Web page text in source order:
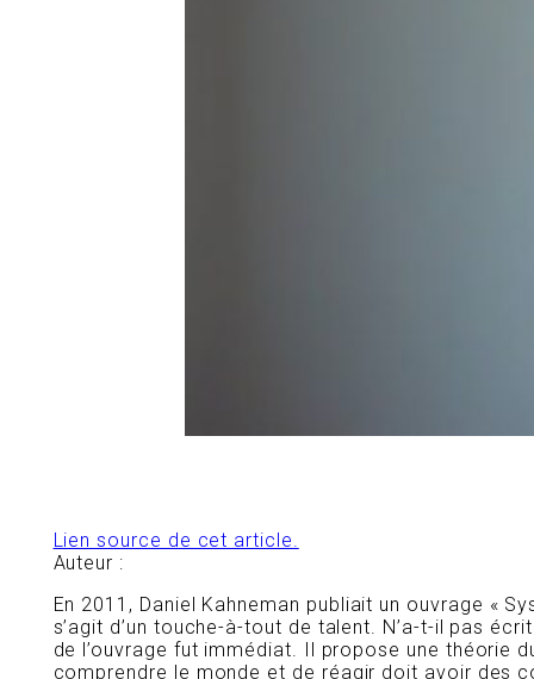
Lien source de cet article.
Auteur :
En 2011, Daniel Kahneman publiait un ouvrage «
s’agit d’un touche-à-tout de talent. N’a-t-il pas
de l’ouvrage fut immédiat. Il propose une théorie
comprendre le monde et de réagir doit avoir des